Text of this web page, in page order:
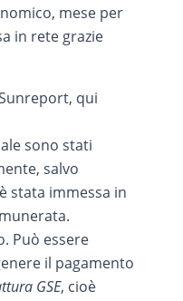
mese per
in rete grazie
qui
sono stati
salvo
stata immessa in
Può essere
il pagamento
GSE, cioè